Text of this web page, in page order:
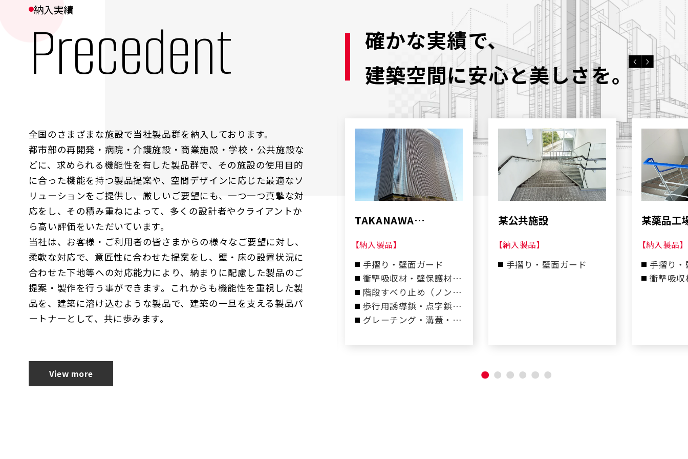
納入実績
Precedent
全国のさまざまな施設で当社製品群を納入しております。
都市部の再開発・病院・介護施設・商業施設・学校・公共施設な
どに、求められる機能性を有した製品群で、その施設の使用目的
に合った機能を持つ製品提案や、空間デザインに応じた最適なソ
リューションをご提供し、厳しいご要望にも、一つ一つ真摯な対
応をし、その積み重ねによって、多くの設計者やクライアントか
ら高い評価をいただいています。
当社は、お客様・ご利用者の皆さまからの様々なご要望に対し、
柔軟な対応で、意匠性に合わせた提案をし、壁・床の設置状況に
合わせた下地等への対応能力により、納まりに配慮した製品のご
提案・製作を行う事ができます。これからも機能性を重視した製
品を、建築に溶け込むような製品で、建築の一旦を支える製品パ
ートナーとして、共に歩みます。
View more
確かな実績で、
建築空間に安心と美しさを。
護材・
ノンス
坂井市全天候型子ども
の遊び場
【納入製品】
手摺り・壁面ガード
豊公民館
【納入製品】
手摺り・壁面ガード
階段すべり止め（ノンス
リップ）
TAKANAWA
GATEWAY CITY THE
【納入製品】
手摺り・壁面ガード
衝撃吸収材・壁保護材・
コーナーガード
階段すべり止め（ノンス
リップ）
歩行用誘導鋲・点字鋲
（GOSTOP）
グレーチング・溝蓋・玄
某公共施設
【納入製品】
手摺り・壁面ガード
某薬品工
【納入製品】
手摺り
衝撃吸